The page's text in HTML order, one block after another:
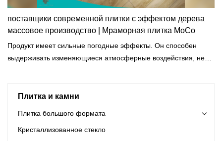
поставщики современной плитки с эффектом дерева
массовое производство | Мраморная плитка MoCo
Продукт имеет сильные погодные эффекты. Он способен
выдерживать изменяющиеся атмосферные воздействия, не
Плитка и камни
Плитка большого формата
Кристаллизованное стекло